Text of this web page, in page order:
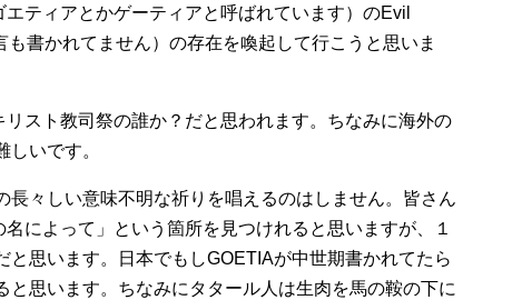
ティアとかゲーティアと呼ばれています）のEvil
書かれてません）の存在を喚起して行こうと思いま
スト教司祭の誰か？だと思われます。ちなみに海外の
いです。
長々しい意味不明な祈りを唱えるのはしません。皆さん
によって」という箇所を見つけれると思いますが、１
と思います。日本でもしGOETIAが中世期書かれてたら
と思います。ちなみにタタール人は生肉を馬の鞍の下に